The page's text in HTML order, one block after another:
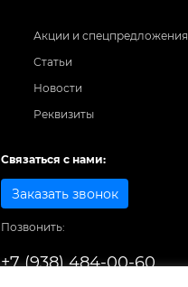
Акции и спецпредложения
Статьи
Новости
Реквизиты
Связаться с нами:
Заказать звонок
Позвонить:
+7 (938) 484-00-60